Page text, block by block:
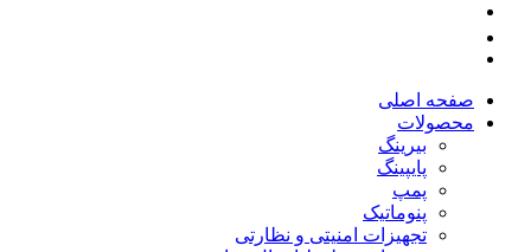
صفحه اصلی
محصولات
بیرینگ
پایپینگ
پمپ
پنوماتیک
تجهیزات امنیتی و نظارتی